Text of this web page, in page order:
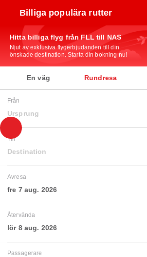
Billiga populära rutter
Hitta billiga flyg från FLL till NAS
Njut av exklusiva flygerbjudanden till din
önskade destination. Starta din bokning nu!
En väg Rundresa
Från
Ursprung
Till
Destination
Avresa
fre 7 aug. 2026
Återvända
lör 8 aug. 2026
Passagerare